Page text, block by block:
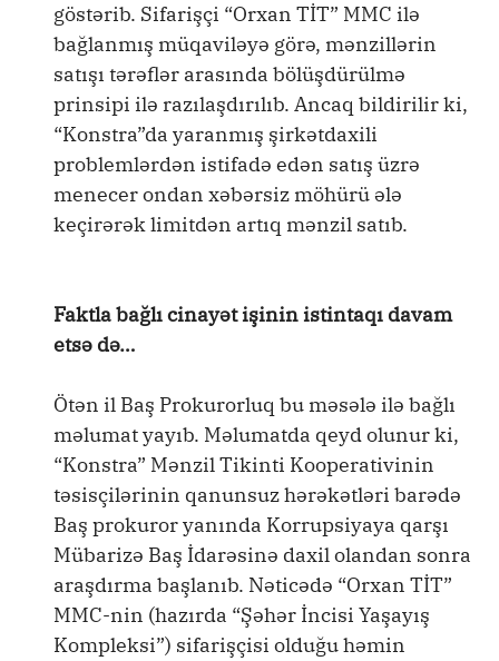
göstərib. Sifarişçi “Orxan TİT” MMC ilə
bağlanmış müqaviləyə görə, mənzillərin
satışı tərəflər arasında bölüşdürülmə
prinsipi ilə razılaşdırılıb. Ancaq bildirilir ki,
“Konstra”da yaranmış şirkətdaxili
problemlərdən istifadə edən satış üzrə
menecer ondan xəbərsiz möhürü ələ
keçirərək limitdən artıq mənzil satıb.
Faktla bağlı cinayət işinin istintaqı davam
etsə də…
Ötən il Baş Prokurorluq bu məsələ ilə bağlı
məlumat yayıb. Məlumatda qeyd olunur ki,
“Konstra” Mənzil Tikinti Kooperativinin
təsisçilərinin qanunsuz hərəkətləri barədə
Baş prokuror yanında Korrupsiyaya qarşı
Mübarizə Baş İdarəsinə daxil olandan sonra
araşdırma başlanıb. Nəticədə “Orxan TİT”
MMC-nin (hazırda “Şəhər İncisi Yaşayış
Kompleksi”) sifarişçisi olduğu həmin